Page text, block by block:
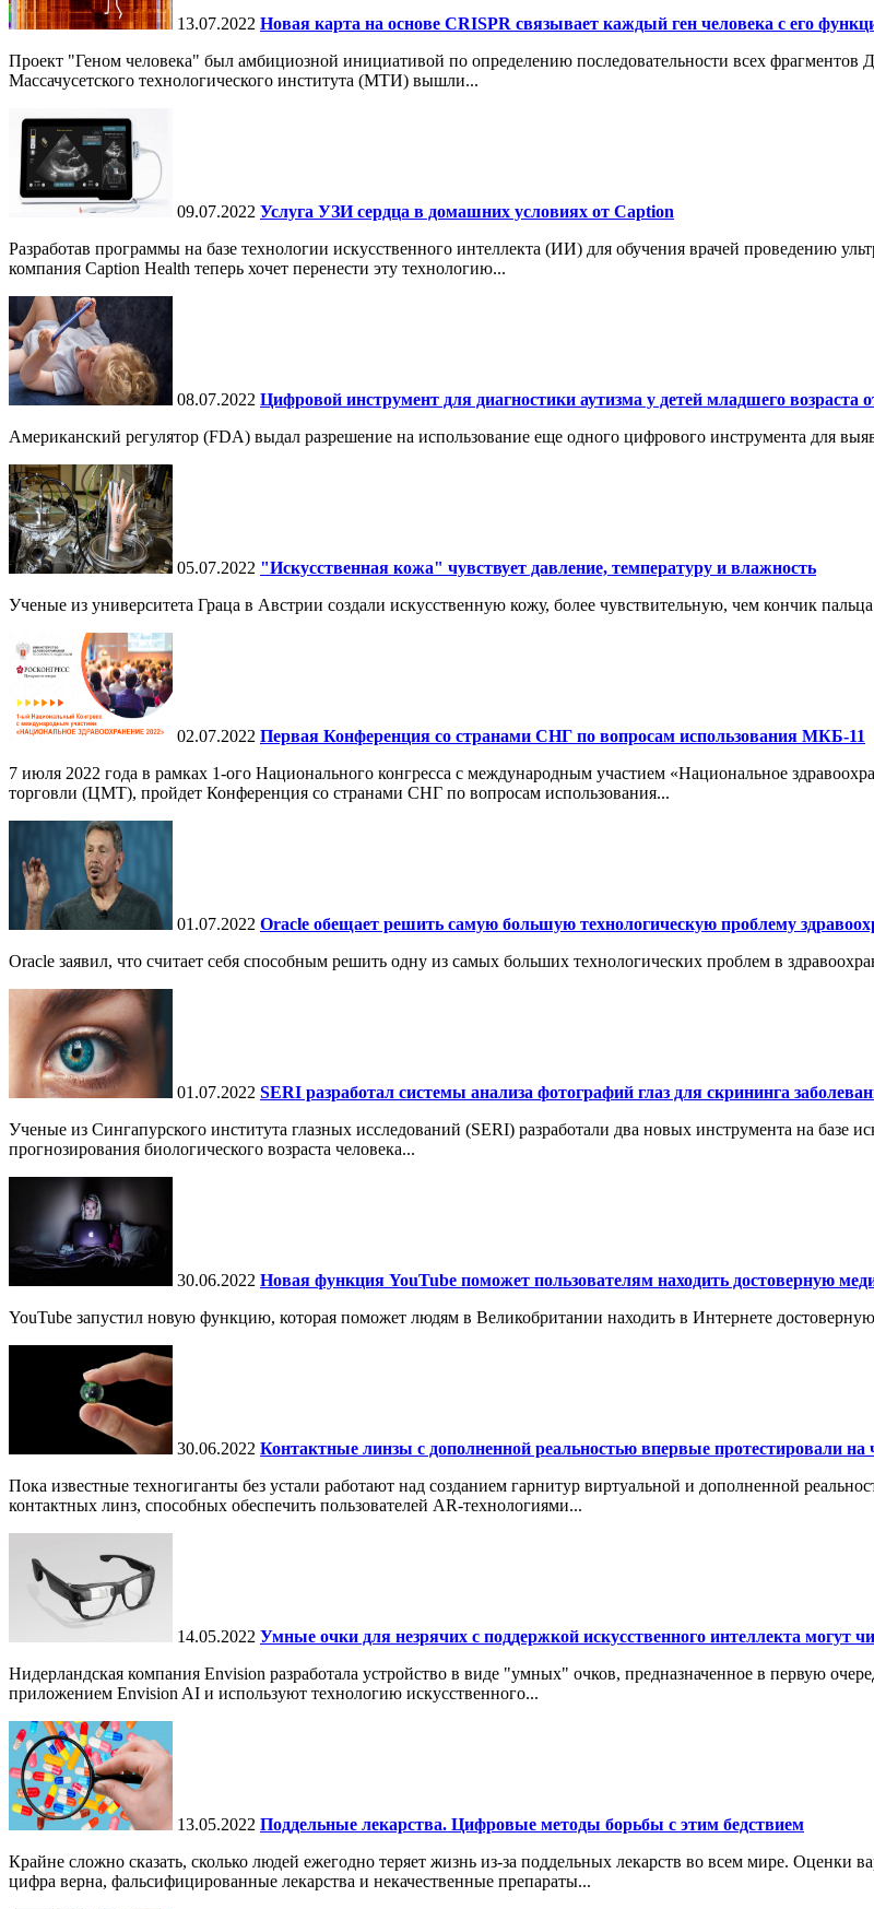
13.07.2022 Новая карта на основе CRISPR связывает каждый ген человека с его
Проект "Геном человека" был амбициозной инициативой по определению последовательности всех
Массачусетского технологического института (МТИ) вышли...
09.07.2022 Услуга УЗИ сердца в домашних условиях от Caption
Разработав программы на базе технологии искусственного интеллекта (ИИ) для обучения врачей проведению
компания Caption Health теперь хочет перенести эту технологию...
08.07.2022 Цифровой инструмент для диагностики аутизма у детей младшего возраста
Американский регулятор (FDA) выдал разрешение на использование еще одного цифрового инструмента для
05.07.2022 "Искусственная кожа" чувствует давление, температуру и влажность
Ученые из университета Граца в Австрии создали искусственную кожу, более чувствительную, чем кончик пальца
02.07.2022 Первая Конференция со странами СНГ по вопросам использования МКБ-11
7 июля 2022 года в рамках 1-ого Национального конгресса с международным участием «Национальное
торговли (ЦМТ), пройдет Конференция со странами СНГ по вопросам использования...
01.07.2022 Oracle обещает решить самую большую технологическую проблему
Oracle заявил, что считает себя способным решить одну из самых больших технологических проблем в
01.07.2022 SERI разработал системы анализа фотографий глаз для скрининга
Ученые из Сингапурского института глазных исследований (SERI) разработали два новых инструмента на базе
прогнозирования биологического возраста человека...
30.06.2022 Новая функция YouTube поможет пользователям находить достоверную
YouTube запустил новую функцию, которая поможет людям в Великобритании находить в Интернете
30.06.2022 Контактные линзы с дополненной реальностью впервые протестировали на
Пока известные техногиганты без устали работают над созданием гарнитур виртуальной и дополненной
контактных линз, способных обеспечить пользователей AR-технологиями...
14.05.2022 Умные очки для незрячих с поддержкой искусственного интеллекта могут
Нидерландская компания Envision разработала устройство в виде "умных" очков, предназначенное в первую
приложением Envision AI и используют технологию искусственного...
13.05.2022 Поддельные лекарства. Цифровые методы борьбы с этим бедствием
Крайне сложно сказать, сколько людей ежегодно теряет жизнь из-за поддельных лекарств во всем мире. Оценки
цифра верна, фальсифицированные лекарства и некачественные препараты...